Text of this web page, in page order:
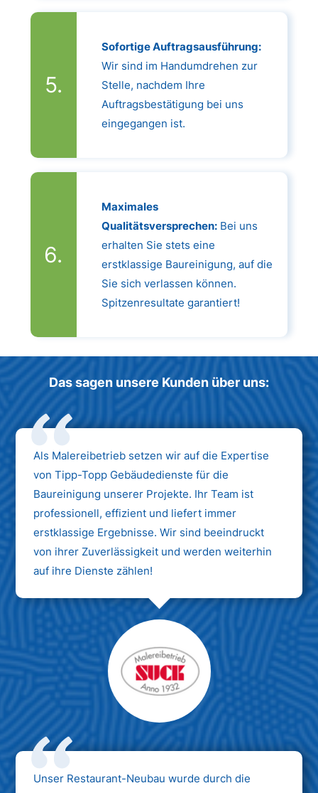
Sofortige Auftragsausführung:
Wir sind im Handumdrehen zur
Stelle, nachdem Ihre
Auftragsbestätigung bei uns
eingegangen ist.
Maximales
Qualitätsversprechen:Bei uns
erhalten Sie stets eine
erstklassige Baureinigung, auf die
Sie sich verlassen können.
Spitzenresultate garantiert!
Das sagen unsere Kunden über uns:
Als Malereibetrieb setzen wir auf die Expertise
von Tipp-Topp Gebäudedienste für die
Baureinigung unserer Projekte. Ihr Team ist
professionell, effizient und liefert immer
erstklassige Ergebnisse. Wir sind beeindruckt
von ihrer Zuverlässigkeit und werden weiterhin
auf ihre Dienste zählen!
Unser Restaurant-Neubau wurde durch die